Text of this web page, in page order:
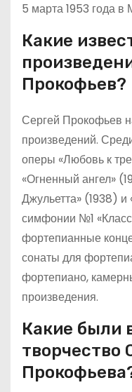
5 марта 1953 года в
Какие
Прокофьев?
Сергей Прокофьев
произведений.
оперы «Любовь к
«Огненный ангел»
Джульетта» (1938) и
симфонии №1
фортепианные
сонаты для
фортепиано,
произведения.
Какие были
творчество